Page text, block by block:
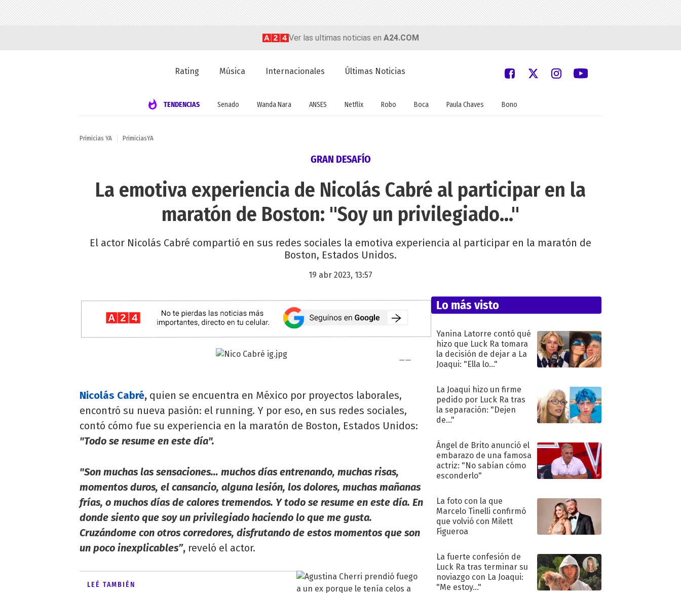
Ver las ultimas noticias en A24.COM
Rating Música Internacionales Últimas Noticias
TENDENCIAS Senado Wanda Nara ANSES Netflix Robo Boca Paula Chaves Bono
Primicias YA PrimiciasYA
GRAN DESAFÍO
La emotiva experiencia de Nicolás Cabré al participar en la
maratón de Boston: "Soy un privilegiado..."
El actor Nicolás Cabré compartió en sus redes sociales la emotiva experiencia al participar en la maratón de
Boston, Estados Unidos.
19 abr 2023, 13:57
Nicolás Cabré, quien se encuentra en México por proyectos laborales,
encontró su nueva pasión: el running. Y por eso, en sus redes sociales,
contó cómo fue su experiencia en la maratón de Boston, Estados Unidos:
"Todo se resume en este día".
"Son muchas las sensaciones… muchos días entrenando, muchas risas,
momentos duros, el cansancio, alguna lesión, los dolores, muchas mañanas
frías, o muchos días de calores tremendos. Y todo se resume en este día. En
donde siento que soy un privilegiado haciendo lo que me gusta.
Cruzándome con otros corredores, disfrutando de estos momentos que son
un poco inexplicables”, reveló el actor.
LEÉ TAMBIÉN
Lo más visto
Yanina Latorre contó qué
hizo que Luck Ra tomara
la decisión de dejar a La
Joaqui: "Ella lo..."
La Joaqui hizo un firme
pedido por Luck Ra tras
la separación: "Dejen
de..."
Ángel de Brito anunció el
embarazo de una famosa
actriz: "No sabían cómo
esconderlo"
La foto con la que
Marcelo Tinelli confirmó
que volvió con Milett
Figueroa
La fuerte confesión de
Luck Ra tras terminar su
noviazgo con La Joaqui:
"Me estoy..."